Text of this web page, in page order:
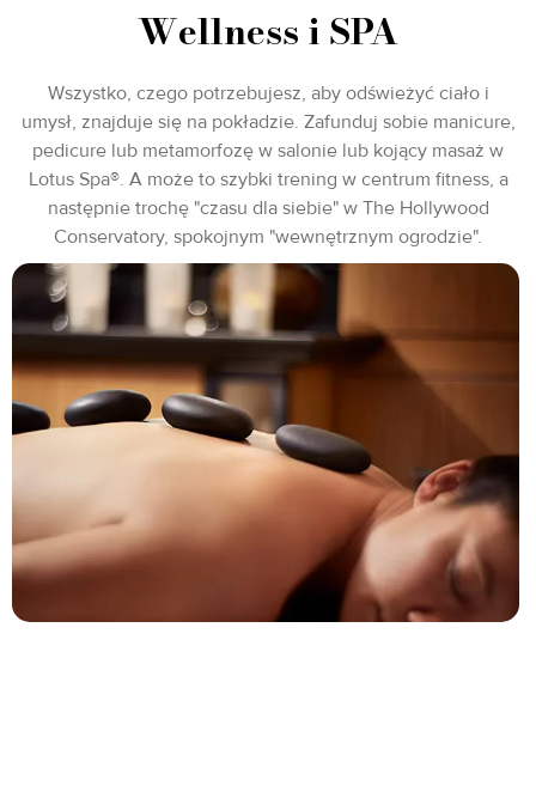
Wellness i SPA
Wszystko, czego potrzebujesz, aby odświeżyć ciało i
umysł, znajduje się na pokładzie. Zafunduj sobie manicure,
pedicure lub metamorfozę w salonie lub kojący masaż w
Lotus Spa®. A może to szybki trening w centrum fitness, a
następnie trochę "czasu dla siebie" w The Hollywood
Conservatory, spokojnym "wewnętrznym ogrodzie".